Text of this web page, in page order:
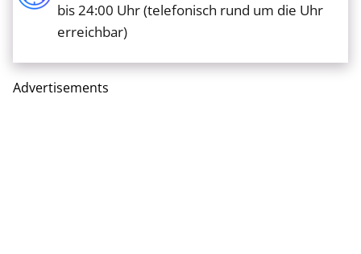
bis 24:00 Uhr (telefonisch rund um die Uhr
erreichbar)
Advertisements